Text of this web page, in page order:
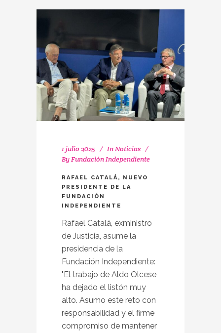
1 julio 2025 InNoticias
ByFundación Independiente
RAFAEL CATALÁ, NUEVO
PRESIDENTE DE LA
FUNDACIÓN
INDEPENDIENTE
Rafael Catalá, exministro
de Justicia, asume la
presidencia de la
Fundación Independiente:
"El trabajo de Aldo Olcese
ha dejado el listón muy
alto. Asumo este reto con
responsabilidad y el firme
compromiso de mantener